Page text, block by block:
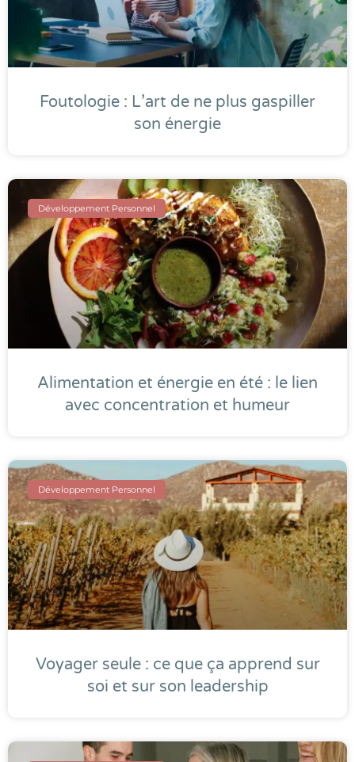
Foutologie : L’art de ne plus gaspiller
son énergie
Développement Personnel
Alimentation et énergie en été : le lien
avec concentration et humeur
Développement Personnel
Voyager seule : ce que ça apprend sur
soi et sur son leadership